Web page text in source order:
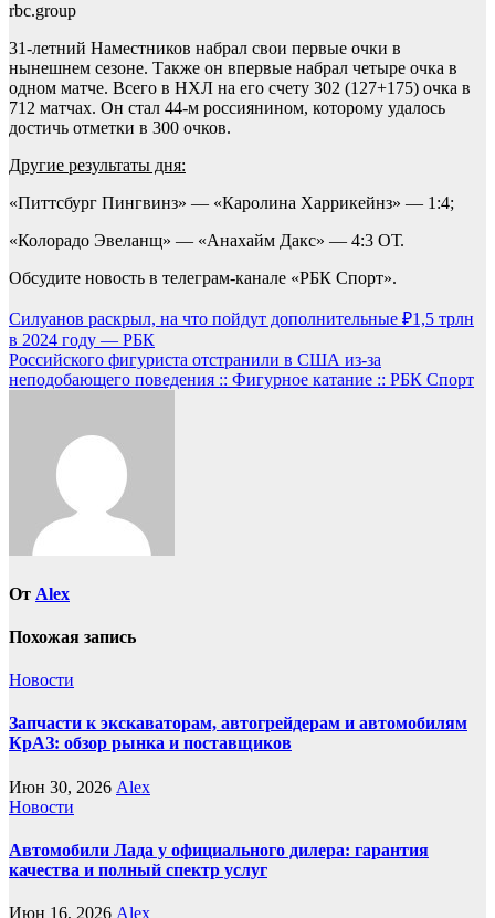
rbc.group
31-летний Наместников набрал свои первые очки в
нынешнем сезоне. Также он впервые набрал четыре очка в
одном матче. Всего в НХЛ на его счету 302 (127+175) очка в
712 матчах. Он стал 44-м россиянином, которому удалось
достичь отметки в 300 очков.
Другие результаты дня:
«Питтсбург Пингвинз» — «Каролина Харрикейнз» — 1:4;
«Колорадо Эвеланщ» — «Анахайм Дакс» — 4:3 ОТ.
Обсудите новость в телеграм-канале «РБК Спорт».
Навигация
по
записям
Силуанов раскрыл, на что пойдут дополнительные ₽1,5 трлн
в 2024 году — РБК
Российского фигуриста отстранили в США из-за
неподобающего поведения :: Фигурное катание :: РБК Спорт
От Alex
Похожая запись
Новости
Запчасти к экскаваторам, автогрейдерам и автомобилям
КрАЗ: обзор рынка и поставщиков
Июн 30, 2026 Alex
Новости
Автомобили Лада у официального дилера: гарантия
качества и полный спектр услуг
Июн 16, 2026 Alex